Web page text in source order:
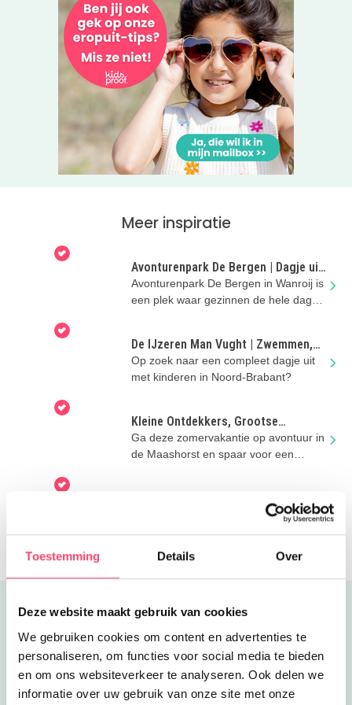
Toestemming Details Over
Deze website maakt gebruik van cookies
We gebruiken cookies om content en advertenties te
personaliseren, om functies voor social media te bieden
en om ons websiteverkeer te analyseren. Ook delen we
informatie over uw gebruik van onze site met onze
Wil jij een hele dag plezier voor zowel jong als oud? Klik
op de roze button hieronder voor de openingstijden en het
reserveren.
TIP: Opzoek naar een leukkinderfeestje? Ook dat kan
gehouden worden bij Duinoord in Helvoirt.
Meer inspiratie
Avonturenpark De Bergen | Dagje uit
met kinderen in Noord-Brabant
Avonturenpark De Bergen in Wanroij is
een plek waar gezinnen de hele dag
De IJzeren Man Vught | Zwemmen,
spelen en genieten met kinderen
Op zoek naar een compleet dagje uit
met kinderen in Noord-Brabant?
Kleine Ontdekkers, Grootse
Avonturen in de Maashorst
Ga deze zomervakantie op avontuur in
de Maashorst en spaar voor een
Ontdek deze zomer planeet aarde met
Uitgelicht